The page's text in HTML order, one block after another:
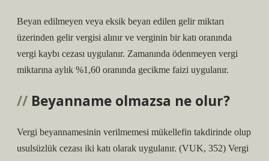
Beyan edilmeyen veya eksik beyan edilen gelir miktarı
üzerinden gelir vergisi alınır ve verginin bir katı oranında
vergi kaybı cezası uygulanır. Zamanında ödenmeyen vergi
miktarına aylık %1,60 oranında gecikme faizi uygulanır.
Beyanname olmazsa ne olur?
Vergi beyannamesinin verilmemesi mükellefin takdirinde olup
usulsüzlük cezası iki katı olarak uygulanır. (VUK, 352) Vergi